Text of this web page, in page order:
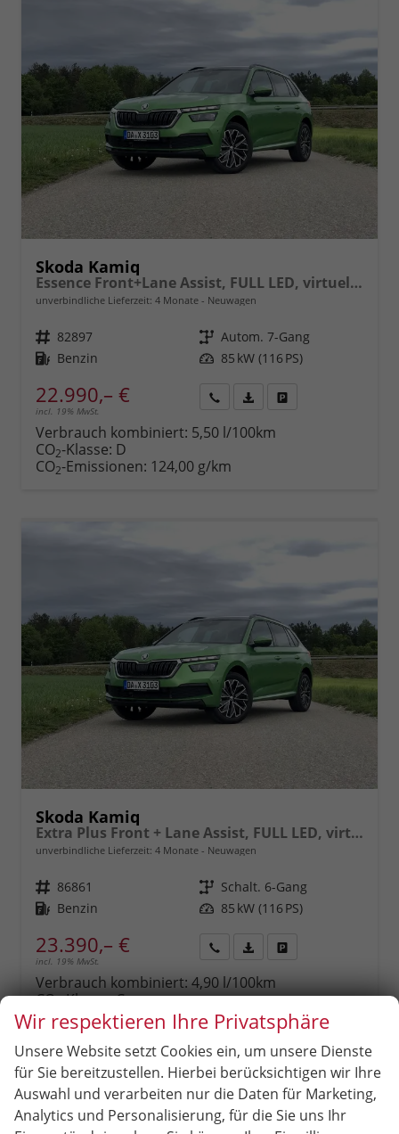
Skoda Kamiq
Essence Front+Lane Assist, FULL LED, virtuelles Cockpit, , Klima, Parksensoren, ISOFIX, el. Fensterheber vorn uvm.
unverbindliche Lieferzeit: 4 Monate Neuwagen
Fahrzeugnr. 82897 Getriebe Autom. 7-Gang
Kraftstoff Benzin Leistung 85 kW (116 PS)
22.990,– €
incl. 19% MwSt.
anfordern
Datei,
Verbrauch kombiniert: 5,50 l/100km
CO2-Klasse: D
CO2-Emissionen: 124,00 g/km
Skoda Kamiq
Extra Plus Front + Lane Assist, FULL LED, virtuelles Cockpit, Climatronic, Parksensoren, Rückfahrkamera, ISOFIX, el. Fensterheber, Tempomat, Sitzhzg. uvm.
unverbindliche Lieferzeit: 4 Monate Neuwagen
Fahrzeugnr. 86861 Getriebe Schalt. 6-Gang
Kraftstoff Benzin Leistung 85 kW (116 PS)
23.390,– €
incl. 19% MwSt.
anfordern
Datei,
Fahrzeugexposé
parken
oder
vergleichen
Verbrauch kombiniert: 4,90 l/100km
CO -Klasse:C
CO2-Emissionen:111,00 g/km
Wir respektieren Ihre Privatsphäre
Unsere Website setzt Cookies ein, um unsere Dienste
für Sie bereitzustellen. Hierbei berücksichtigen wir Ihre
Auswahl und verarbeiten nur die Daten für Marketing,
Analytics und Personalisierung, für die Sie uns Ihr